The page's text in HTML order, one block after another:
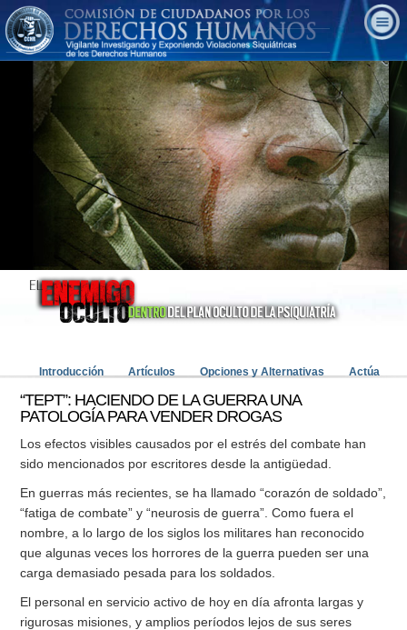
Actúa
Opciones y Alternativas
Artículos
Introducción
“TEPT”: HACIENDO DE LA GUERRA UNA
PATOLOGÍA PARA VENDER DROGAS
Los efectos visibles causados por el estrés del combate han
sido mencionados por escritores desde la antigüedad.
En guerras más recientes, se ha llamado “corazón de soldado”,
“fatiga de combate” y “neurosis de guerra”. Como fuera el
nombre, a lo largo de los siglos los militares han reconocido
que algunas veces los horrores de la guerra pueden ser una
carga demasiado pesada para los soldados.
El personal en servicio activo de hoy en día afronta largas y
rigurosas misiones, y amplios períodos lejos de sus seres